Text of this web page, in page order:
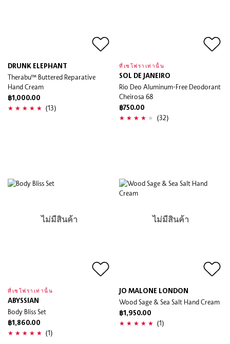
DRUNK ELEPHANT
Therabu™ Buttered Reparative
Hand Cream
฿1,000.00
(13)
ที่เซโฟราเท่านั้น
SOL DE JANEIRO
Rio Deo Aluminum-Free Deodorant
Cheirosa 68
฿750.00
(32)
ไม่มีสินค้า
ที่เซโฟราเท่านั้น
ABYSSIAN
Body Bliss Set
฿1,860.00
(1)
ไม่มีสินค้า
JO MALONE LONDON
Wood Sage & Sea Salt Hand Cream
฿1,950.00
(1)